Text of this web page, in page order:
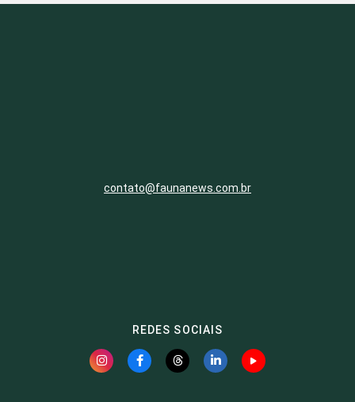
contato@faunanews.com.br
REDES SOCIAIS